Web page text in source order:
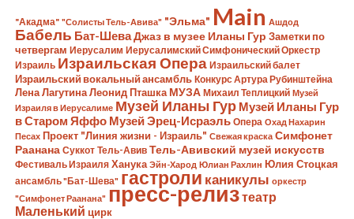
"Акадма" "Солисты Тель-Авива" "Эльма" Main Ашдод
Бабель Бат-ШеваДжаз в музее Иланы Гур Заметки по
четвергам Иерусалим Иерусалимский Симфонический Оркестр
Израиль Израильская Опера Израильский балет
Израильский вокальный ансамбль Конкурс Артура Рубинштейна
Лена Лагутина Леонид Пташка МУЗА Михаил Теплицкий Музей
Израиля в Иерусалиме Музей Иланы Гур Музей Иланы Гур
в Старом Яффо Музей Эрец-Исраэль Опера Охад Нахарин
Песах Проект "Линия жизни - Израиль" Свежая краска Симфонет
Раанана Суккот Тель-Авив Тель-Авивский музей искусств
Фестиваль Израиля Ханука Эйн-Харод Юлиан Рахлин Юлия Стоцкая
ансамбль "Бат-Шева" гастроли каникулы оркестр
"Симфонет Раанана" пресс-релизтеатр
Маленький цирк